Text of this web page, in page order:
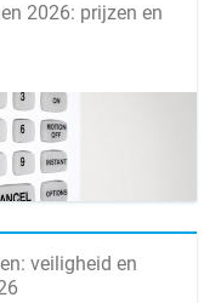
2026: prijzen en
veiligheid en